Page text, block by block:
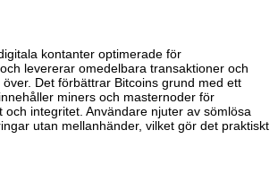
kontanter optimerade för
levererar omedelbara transaktioner och
Det förbättrar Bitcoins grund med ett
miners och masternoder för
och integritet. Användare njuter av sömlösa
utan mellanhänder, vilket gör det praktiskt